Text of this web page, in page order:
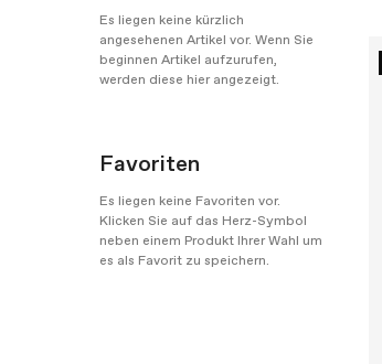
Es liegen keine kürzlich
angesehenen Artikel vor. Wenn Sie
beginnen Artikel aufzurufen,
werden diese hier angezeigt.
Favoriten
Es liegen keine Favoriten vor.
Klicken Sie auf das Herz-Symbol
neben einem Produkt Ihrer Wahl um
es als Favorit zu speichern.